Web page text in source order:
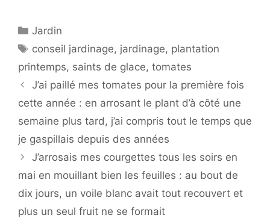
Catégories
Jardin
Étiquettes
conseil jardinage, jardinage, plantation
printemps, saints de glace, tomates
J’ai paillé mes tomates pour la première fois
cette année : en arrosant le plant d’à côté une
semaine plus tard, j’ai compris tout le temps que
je gaspillais depuis des années
J’arrosais mes courgettes tous les soirs en
mai en mouillant bien les feuilles : au bout de
dix jours, un voile blanc avait tout recouvert et
plus un seul fruit ne se formait